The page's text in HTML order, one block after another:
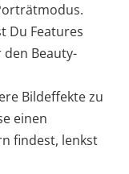
Du Features
Beauty-
Bildeffekte zu
einen
findest, lenkst